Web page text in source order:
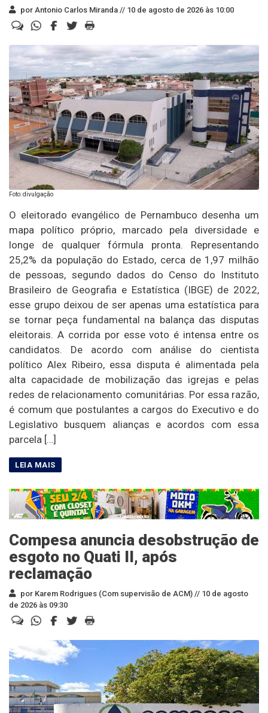
por Antonio Carlos Miranda // 10 de agosto de 2026 às 10:00
Foto: divulgação
O eleitorado evangélico de Pernambuco desenha um
mapa político próprio, marcado pela diversidade e
longe de qualquer fórmula pronta. Representando
25,2% da população do Estado, cerca de 1,97 milhão
de pessoas, segundo dados do Censo do Instituto
Brasileiro de Geografia e Estatística (IBGE) de 2022,
esse grupo deixou de ser apenas uma estatística para
se tornar peça fundamental na balança das disputas
eleitorais. A corrida por esse voto é intensa entre os
candidatos. De acordo com análise do cientista
político Alex Ribeiro, essa disputa é alimentada pela
alta capacidade de mobilização das igrejas e pelas
redes de relacionamento comunitárias. Por essa razão,
é comum que postulantes a cargos do Executivo e do
Legislativo busquem alianças e acordos com essa
parcela […]
Compesa anuncia desobstrução de
esgoto no Quati II, após
reclamação
por Karem Rodrigues (Com supervisão de ACM) // 10 de agosto
de 2026 às 09:30